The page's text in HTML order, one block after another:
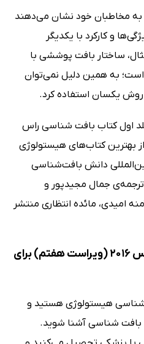
به مخاطبان خود نشان می‌دهند
و کارکرد با یکدیگر
ساختار بافت پوششی با
است؛ به همین دلیل نمی‌توان
یکسان استفاده کرد.
اول کتاب بافت شناسی راس
از بهترین کتاب‌های هیستولوژی
دانش بافت‌شناسی
جمال مجیدپور و
امیدی، مائده انتظاری منتشر
جلد 1 کتاب بافت شناسی راس 2016 (ویراست هفتم) برای
هیستولوژی هستید و
بافت شناسی آشنا شوید.